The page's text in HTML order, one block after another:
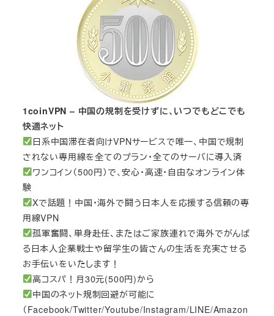
1coinVPN – 中国の規制を受けずに、いつでもどこでも
快適ネット
日系中国滞在者向けVPNサービスで唯一、中国で規制
されない専用線を全てのプラン・全てのサーバに導入済
ワンコイン（500円）で、安心・高速・自由なオンライン体
験
Xで話題！中国・海外で闘う日本人を応援する信頼の専
用線VPN
孤軍奮闘、単身赴任、またはご家族連れで海外でがんば
る日本人企業戦士や留学生の皆さんの生活を充実させる
お手伝いをいたします！
高コスパ！月30元(500円)から
中国のネット規制回避が可能に
（Facebook/Twitter/Youtube/Instagram/LINE/Amazon